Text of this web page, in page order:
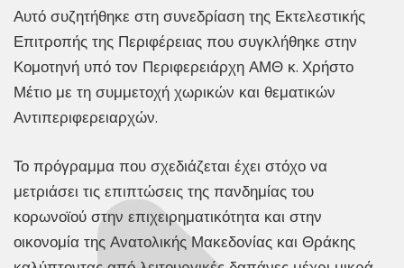
Αυτό συζητήθηκε στη συνεδρίαση της Εκτελεστικής
Επιτροπής της Περιφέρειας που συγκλήθηκε στην
Κομοτηνή υπό τον Περιφερειάρχη ΑΜΘ κ. Χρήστο
Μέτιο με τη συμμετοχή χωρικών και θεματικών
Αντιπεριφερειαρχών.
Το πρόγραμμα που σχεδιάζεται έχει στόχο να
μετριάσει τις επιπτώσεις της πανδημίας του
κορωνοϊού στην επιχειρηματικότητα και στην
οικονομία της Ανατολικής Μακεδονίας και Θράκης